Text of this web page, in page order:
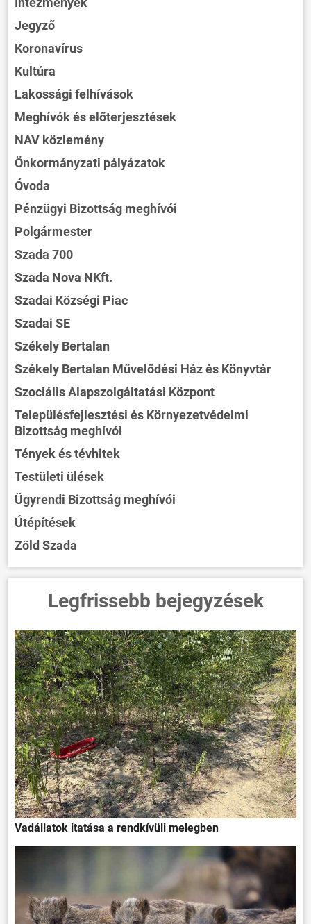
Jegyző
Koronavírus
Kultúra
Lakossági felhívások
Meghívók és előterjesztések
NAV közlemény
Önkormányzati pályázatok
Óvoda
Pénzügyi Bizottság meghívói
Polgármester
Szada 700
Szada Nova NKft.
Szadai Községi Piac
Szadai SE
Székely Bertalan
Székely Bertalan Művelődési Ház és Könyvtár
Szociális Alapszolgáltatási Központ
Településfejlesztési és Környezetvédelmi
Bizottság meghívói
Tények és tévhitek
Testületi ülések
Ügyrendi Bizottság meghívói
Útépítések
Zöld Szada
Legfrissebb bejegyzések
Vadállatok itatása a rendkívüli melegben